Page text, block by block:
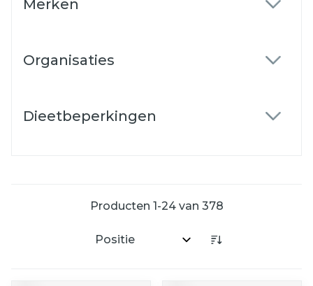
Merken
Organisaties
Dieetbeperkingen
Producten 1-24van 378
Sorteer op: